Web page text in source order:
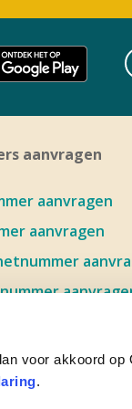
voor akkoord op
.
aanvragen
aanvragen
aanvragen
aanvragen